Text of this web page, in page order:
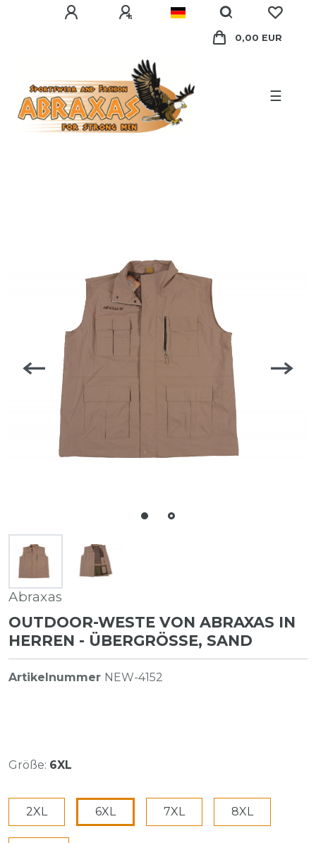
0,00 EUR
☰
Abraxas
OUTDOOR-WESTE VON ABRAXAS IN
HERREN - ÜBERGRÖSSE, SAND
Artikelnummer NEW-4152
Größe: 6XL
2XL 6XL 7XL 8XL